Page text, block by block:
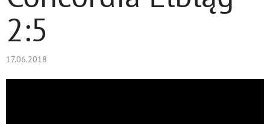
2:5
17.06.2018